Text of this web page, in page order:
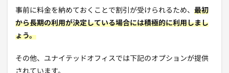
事前に料金を納めておくことで割引が受けられるため、 最初
から長期の利用が決定している場合には積極的に利用しまし
ょう。
その他、ユナイテッドオフィスでは下記のオプションが提供
されています。